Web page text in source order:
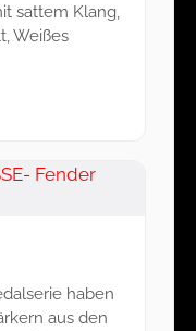
sattem Klang,
Weißes
haben
aus den